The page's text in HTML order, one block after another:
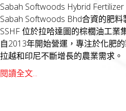
Sabah Softwoods Hybrid Fertilizer
Sabah Softwoods Bhd合資的肥料
SSHF 位於拉哈達圖的棕櫚油工業
自2013年開始營運，專注於化肥
拉越和印尼不斷增長的農業需求。
閱讀全文...